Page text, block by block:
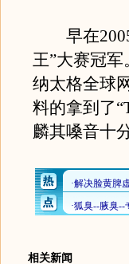
早在2005
王”大赛冠
纳太格全球
料的拿到了
麟其嗓音十
相关新闻